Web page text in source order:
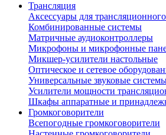
Трансляция
Аксессуары для
Комбинированные системы
Матричные аудиоконтроллеры
Микрофоны и микрофонные
Микшер-усилители настольные
Оптическое и сетевое
Универсальные звуковые
Усилители мощности
Шкафы аппаратные и
Громкоговорители
Всепогодные громкоговорители